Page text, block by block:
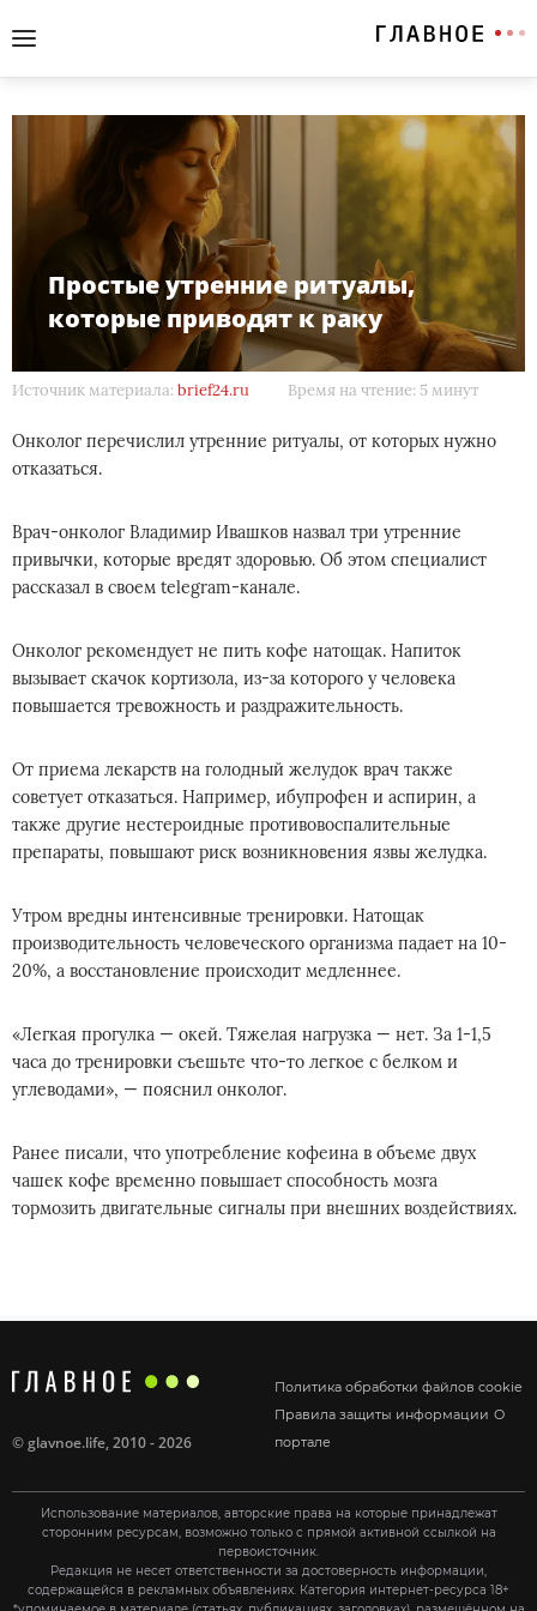
Простые утренние ритуалы,
которые приводят к раку
Источник материала: brief24.ru Время на чтение: 5 минут
Онколог перечислил утренние ритуалы, от которых нужно
отказаться.
Врач-онколог Владимир Ивашков назвал три утренние
привычки, которые вредят здоровью. Об этом специалист
рассказал в своем telegram-канале.
Онколог рекомендует не пить кофе натощак. Напиток
вызывает скачок кортизола, из-за которого у человека
повышается тревожность и раздражительность.
От приема лекарств на голодный желудок врач также
советует отказаться. Например, ибупрофен и аспирин, а
также другие нестероидные противовоспалительные
препараты, повышают риск возникновения язвы желудка.
Утром вредны интенсивные тренировки. Натощак
производительность человеческого организма падает на 10-
20%, а восстановление происходит медленнее.
«Легкая прогулка — окей. Тяжелая нагрузка — нет. За 1-1,5
часа до тренировки съешьте что-то легкое с белком и
углеводами», — пояснил онколог.
Ранее писали, что употребление кофеина в объеме двух
чашек кофе временно повышает способность мозга
тормозить двигательные сигналы при внешних воздействиях.
Политика обработки файлов cookie
Правила защиты информации О
портале
©glavnoe.life, 2010 - 2026
Использование материалов, авторские права на которые принадлежат
сторонним ресурсам, возможно только с прямой активной ссылкой на
первоисточник.
Редакция не несет ответственности за достоверность информации,
содержащейся в рекламных объявлениях. Категория интернет-ресурса 18+